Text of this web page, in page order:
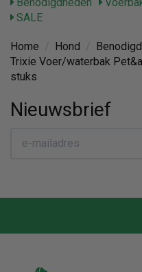
SALE
Home Hond
Trixie Voer/waterbak
stuks
Nieuwsbrief